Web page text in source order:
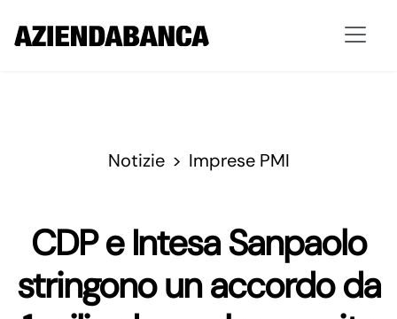
Notizie Imprese PMI
CDP e Intesa Sanpaolo
stringono un accordo da